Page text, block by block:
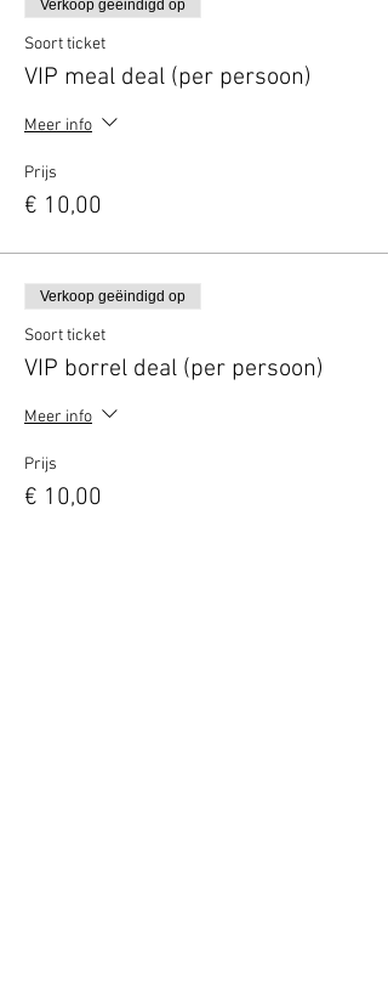
Verkoop geëindigd op
Soort ticket
VIP meal deal (per persoon)
Meer info
Prijs
€ 10,00
Verkoop geëindigd op
Soort ticket
VIP borrel deal (per persoon)
Meer info
Prijs
€ 10,00